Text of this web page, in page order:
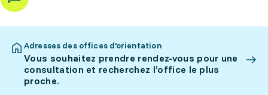
Adresses des offices d’orientation
Vous souhaitez prendre rendez-vous pour une
consultation et recherchez l’office le plus
proche.